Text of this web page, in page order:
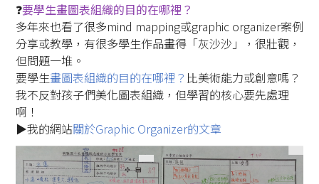
❓️要學生畫圖表組織的目的在哪裡？
多年來也看了很多mind mapping或graphic organizer案例
分享或教學，有很多學生作品畫得「灰沙沙」，很壯觀，
但問題一堆。
要學生畫圖表組織的目的在哪裡？ 比美術能力或創意嗎？
我不反對孩子們美化圖表組織，但學習的核心要先處理
啊！
▶️我的網站關於Graphic Organizer的文章